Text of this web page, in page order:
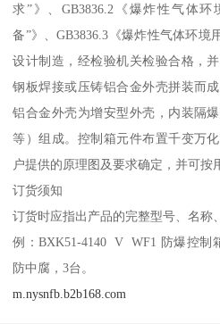
求”》、GB3836.2《爆炸性气体
备”》、GB3836.3《爆炸性气体环境
设计制造，经检验机关检验合格，
钢板焊接或压铸铝合金外壳拼装而
铝合金外壳为增安型外壳，内装隔
等）组成。控制箱元件布置千变万
户提供的原理图及要求确定，并可按
订货须知
订货时应指出产品的完整型号、名称
例：BXK51-4140 V WF1 防爆控制
防中腐，3台。
m.nysnfb.b2b168.com